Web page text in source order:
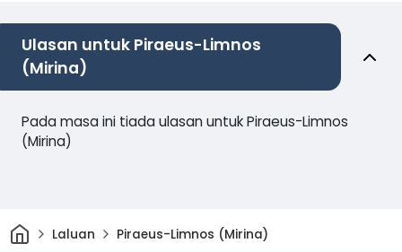
Ulasan untuk Piraeus-Limnos
(Mirina)
Pada masa ini tiada ulasan untuk Piraeus-Limnos
(Mirina)
Rumah
Laluan Piraeus-Limnos (Mirina)